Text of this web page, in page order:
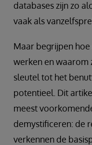
databases zijn zo
vaak als
Maar begrijpen
werken en waarom
sleutel tot het
potentieel. Dit
meest
demystificeren: de
verkennen de